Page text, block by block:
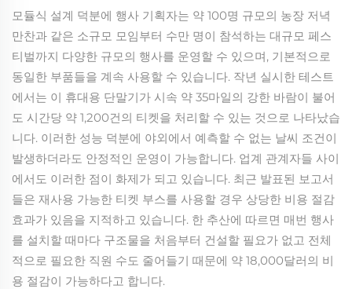
모듈식 설계 덕분에 행사 기획자는 약 100명 규모의 농장 저녁
만찬과 같은 소규모 모임부터 수만 명이 참석하는 대규모 페스
티벌까지 다양한 규모의 행사를 운영할 수 있으며, 기본적으로
동일한 부품들을 계속 사용할 수 있습니다. 작년 실시한 테스트
에서는 이 휴대용 단말기가 시속 약 35마일의 강한 바람이 불어
도 시간당 약 1,200건의 티켓을 처리할 수 있는 것으로 나타났습
니다. 이러한 성능 덕분에 야외에서 예측할 수 없는 날씨 조건이
발생하더라도 안정적인 운영이 가능합니다. 업계 관계자들 사이
에서도 이러한 점이 화제가 되고 있습니다. 최근 발표된 보고서
들은 재사용 가능한 티켓 부스를 사용할 경우 상당한 비용 절감
효과가 있음을 지적하고 있습니다. 한 추산에 따르면 매번 행사
를 설치할 때마다 구조물을 처음부터 건설할 필요가 없고 전체
적으로 필요한 직원 수도 줄어들기 때문에 약 18,000달러의 비
용 절감이 가능하다고 합니다.